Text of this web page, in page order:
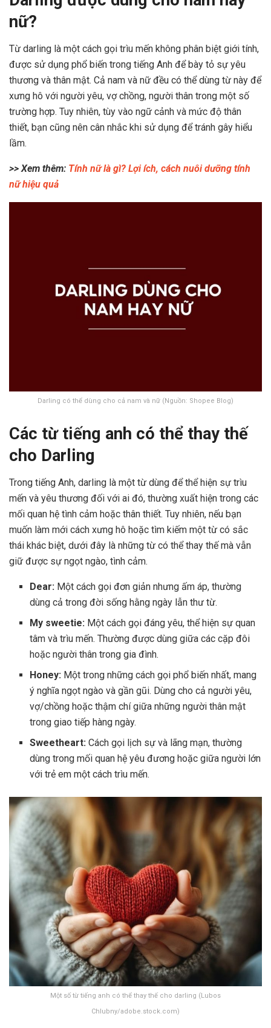
nữ?
Từ darling là một cách gọi trìu mến không phân biệt giới tính,
được sử dụng phổ biến trong tiếng Anh để bày tỏ sự yêu
thương và thân mật. Cả nam và nữ đều có thể dùng từ này để
xưng hô với người yêu, vợ chồng, người thân trong một số
trường hợp. Tuy nhiên, tùy vào ngữ cảnh và mức độ thân
thiết, bạn cũng nên cân nhắc khi sử dụng để tránh gây hiểu
lầm.
>> Xem thêm: Tính nữ là gì? Lợi ích, cách nuôi dưỡng tính
nữ hiệu quả
Darling có thể dùng cho cả nam và nữ (Nguồn: Shopee Blog)
Các từ tiếng anh có thể thay thế
cho Darling
Trong tiếng Anh, darling là một từ dùng để thể hiện sự trìu
mến và yêu thương đối với ai đó, thường xuất hiện trong các
mối quan hệ tình cảm hoặc thân thiết. Tuy nhiên, nếu bạn
muốn làm mới cách xưng hô hoặc tìm kiếm một từ có sắc
thái khác biệt, dưới đây là những từ có thể thay thế mà vẫn
giữ được sự ngọt ngào, tình cảm.
Dear: Một cách gọi đơn giản nhưng ấm áp, thường
dùng cả trong đời sống hằng ngày lẫn thư từ.
My sweetie: Một cách gọi đáng yêu, thể hiện sự quan
tâm và trìu mến. Thường được dùng giữa các cặp đôi
hoặc người thân trong gia đình.
Honey: Một trong những cách gọi phổ biến nhất, mang
ý nghĩa ngọt ngào và gần gũi. Dùng cho cả người yêu,
vợ/chồng hoặc thậm chí giữa những người thân mật
trong giao tiếp hàng ngày.
Sweetheart:Cách gọi lịch sự và lãng mạn, thường
dùng trong mối quan hệ yêu đương hoặc giữa người lớn
với trẻ em một cách trìu mến.
Một số từ tiếng anh có thể thay thế cho darling (Lubos
Chlubny/adobe.stock.com)